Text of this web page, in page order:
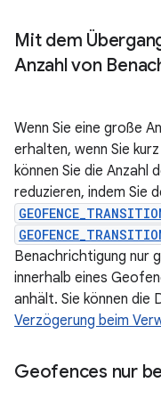
Mit dem
Anzahl von
Wenn Sie eine große
erhalten, wenn Sie
können Sie die Anzahl
reduzieren, indem Sie
Benachrichtigung nur
innerhalb eines
anhält. Sie können die
Verzögerung beim
Geofences nur